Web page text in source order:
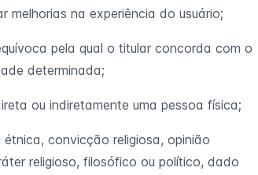
melhorias na experiência do usuário;
pela qual o titular concorda com o
determinada;
ou indiretamente uma pessoa física;
convicção religiosa, opinião
religioso, filosófico ou político, dado